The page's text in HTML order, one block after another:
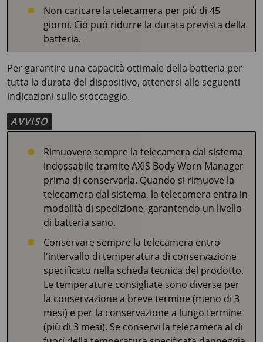
Non caricare la telecamera per più di 45
giorni. Ciò può ridurre la durata prevista della
batteria.
Per garantire una capacità ottimale della batteria per
tutta la durata del dispositivo, attenersi alle seguenti
indicazioni sullo stoccaggio.
AVVISO
Rimuovere sempre la telecamera dal sistema
indossabile tramite AXIS BodyWorn Manager
prima di conservarla. Quando si rimuove la
telecamera dal sistema, la telecamera entra in
modalità di spedizione, garantendo un livello
di batteria sano.
Conservare sempre la telecamera entro
l'intervallo di temperatura di conservazione
specificato nella scheda tecnica del prodotto.
Le temperature consigliate sono diverse per
la conservazione a breve termine (meno di 3
mesi) e per la conservazione a lungo termine
(più di 3 mesi). Se conservi la telecamera al di